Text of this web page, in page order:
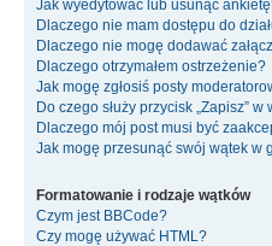
Jak wyedytować lub usunąć
Dlaczego nie mam dostępu do
Dlaczego nie mogę dodawać
Dlaczego otrzymałem ostrzeżenie?
Jak mogę zgłosiś posty
Do czego służy przycisk „Zapisz”
Dlaczego mój post musi być
Jak mogę przesunąć swój wątek w
Formatowanie i rodzaje wątków
Czym jest BBCode?
Czy mogę używać HTML?